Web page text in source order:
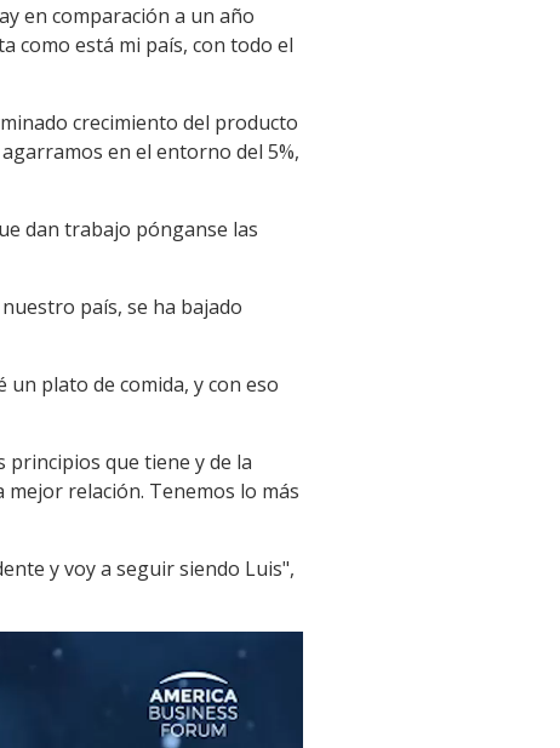
en comparación a un año
como está mi país, con todo el
crecimiento del producto
en el entorno del 5%,
dan trabajo pónganse las
país, se ha bajado
un plato de comida, y con eso
principios que tiene y de la
relación. Tenemos lo más
y voy a seguir siendo Luis",